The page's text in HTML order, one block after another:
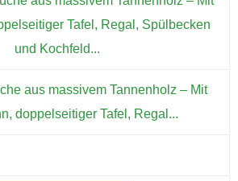
aus massivem Tannenholz – Mit
doppelseitiger Tafel, Regal...